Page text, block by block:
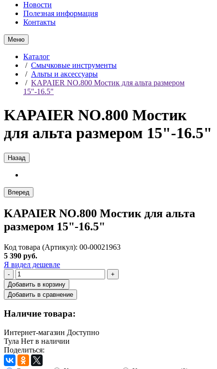
Новости
Полезная информация
Контакты
Меню
Каталог
/ Смычковые инструменты
/ Альты и аксессуары
/ KAPAIER NO.800 Мостик для альта размером
15"-16.5"
KAPAIER NO.800 Мостик
для альта размером 15"-16.5"
Назад
Вперед
KAPAIER NO.800 Мостик для альта
размером 15"-16.5"
Код товара (Артикул): 00-00021963
5 390 руб.
Я видел дешевле
-
+
Добавить в корзину
Добавить в сравнение
Наличие товара:
Интернет-магазин Доступно
Тула Нет в наличии
Поделиться: